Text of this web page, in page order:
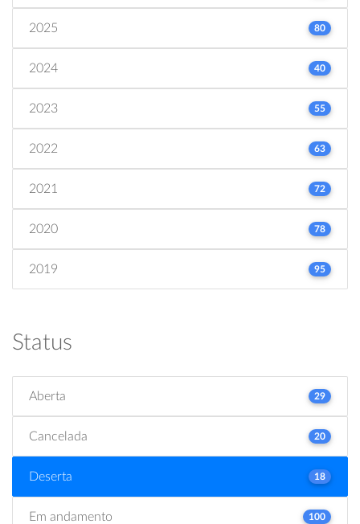
2025 80
2024 40
2023 55
2022 63
2021 72
2020 78
2019 95
Status
Aberta 29
Cancelada 20
Deserta 18
Em andamento 100